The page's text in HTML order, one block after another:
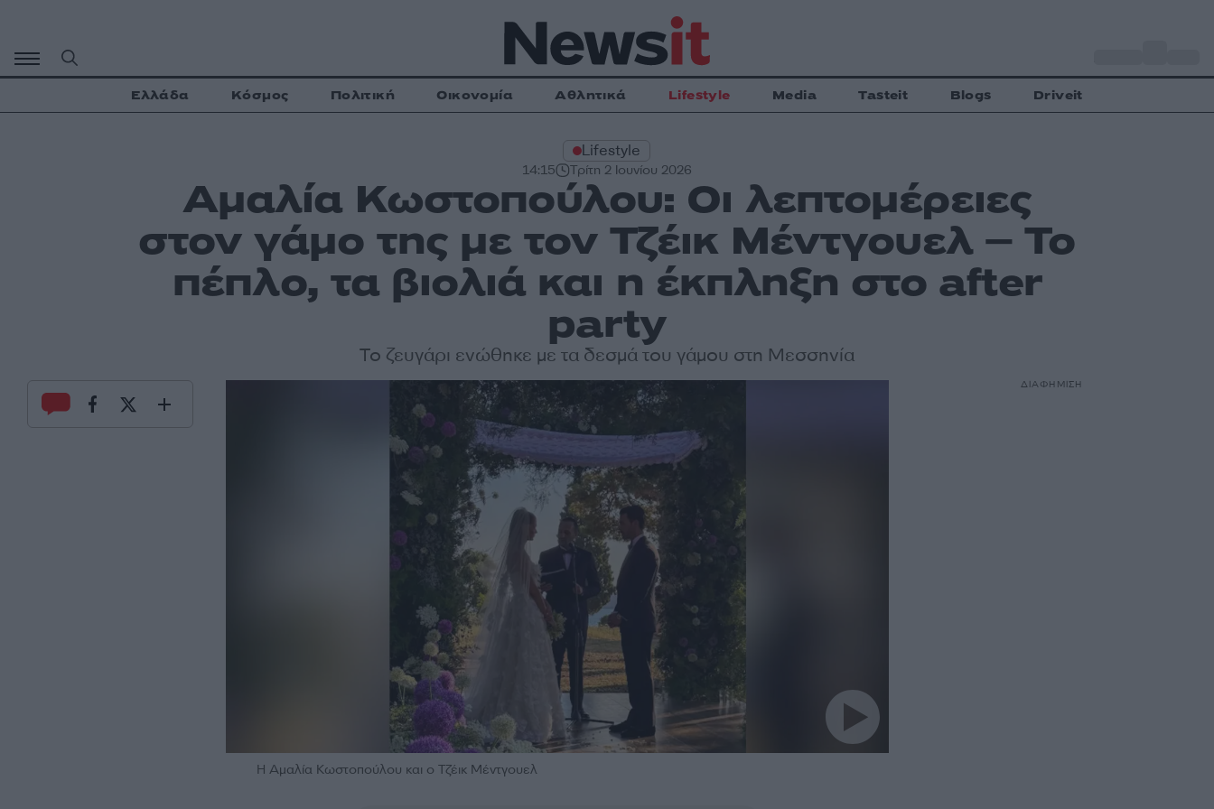
περιεχόμενο
Ελλάδα Κόσμος Πολιτική Οικονομία Αθλητικά Lifestyle Media Tasteit Blogs Driveit
Lifestyle
14:15 Τρίτη 2 Ιουνίου 2026
Αμαλία Κωστοπούλου: Οι λεπτομέρειες
στον γάμο της με τον Τζέικ Μέντγουελ – Το
πέπλo, τα βιολιά και η έκπληξη στο after
party
Το ζευγάρι ενώθηκε με τα δεσμά του γάμου στη Μεσσηνία
Η Αμαλία Κωστοπούλου και ο Τζέικ Μέντγουελ
ΔΙΑΦΗΜΙΣΗ